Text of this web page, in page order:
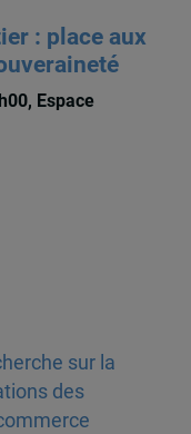
: place aux
Espace
sur la
des